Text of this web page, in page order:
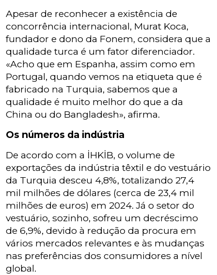
Apesar de reconhecer a existência de
concorrência internacional, Murat Koca,
fundador e dono da Fonem, considera que a
qualidade turca é um fator diferenciador.
«Acho que em Espanha, assim como em
Portugal, quando vemos na etiqueta que é
fabricado na Turquia, sabemos que a
qualidade é muito melhor do que a da
China ou do Bangladesh», afirma.
Os números da indústria
De acordo com a İHKİB, o volume de
exportações da indústria têxtil e do vestuário
da Turquia desceu 4,8%, totalizando 27,4
mil milhões de dólares (cerca de 23,4 mil
milhões de euros) em 2024. Já o setor do
vestuário, sozinho, sofreu um decréscimo
de 6,9%, devido à redução da procura em
vários mercados relevantes e às mudanças
nas preferências dos consumidores a nível
global.